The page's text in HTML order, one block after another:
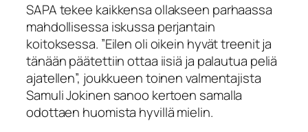
SAPA tekee kaikkensa ollakseen parhaassa
mahdollisessa iskussa perjantain
koitoksessa. ”Eilen oli oikein hyvät treenit ja
tänään päätettiin ottaa iisiä ja palautua peliä
ajatellen”, joukkueen toinen valmentajista
Samuli Jokinen sanoo kertoen samalla
odottaen huomista hyvillä mielin.